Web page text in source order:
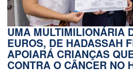
UMA MULTIMILIONÁRIA
EUROS, DE HADASSAH
APOIARÁ CRIANÇAS
CONTRA O CÂNCER NO